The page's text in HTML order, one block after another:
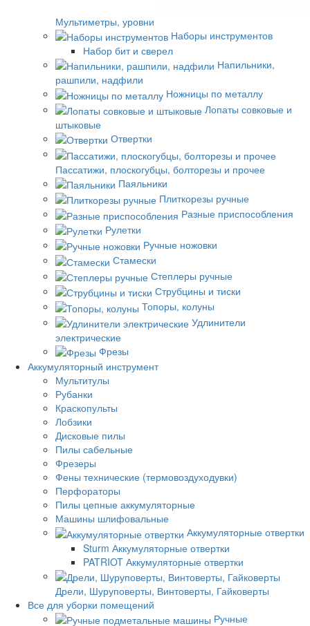
Мультиметры, уровни
Наборы инструментов
Набор бит и сверел
Напильники,
рашпили, надфили
Ножницы по металлу
Лопаты совковые и
штыковые
Отвертки
Пассатижи, плоскогубцы, болторезы и прочее
Паяльники
Плиткорезы ручные
Разные приспособления
Рулетки
Ручные ножовки
Стамески
Степлеры ручные
Струбцины и тиски
Топоры, колуны
Удлинители
электрические
Фрезы
Аккумуляторный инструмент
Мультитулы
Рубанки
Краскопульты
Лобзики
Дисковые пилы
Пилы сабельные
Фрезеры
Фены технические (термовоздуходувки)
Перфораторы
Пилы цепные аккумуляторные
Машины шлифовальные
Аккумуляторные отвертки
Sturm Аккумуляторные отвертки
PATRIOT Аккумуляторные отвертки
Дрели, Шуруповерты, Винтоверты, Гайковерты
Все для уборки помещений
Ручные